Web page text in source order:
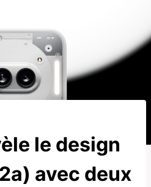
le design
avec deux